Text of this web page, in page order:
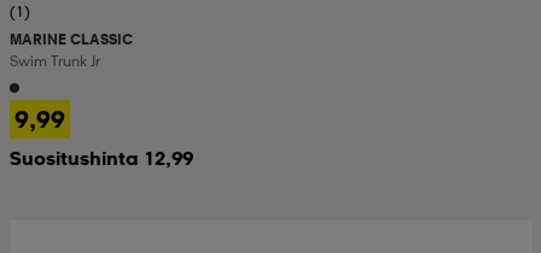
(1)
MARINE CLASSIC
Swim Trunk Jr
9,99
Suositushinta 12,99